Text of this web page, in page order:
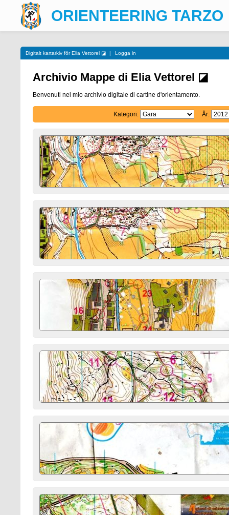
ORIENTEERING TARZO
Digitalt kartarkiv för Elia Vettorel ◪ | Logga in
Archivio Mappe di Elia Vettorel ◪
Benvenuti nel mio archivio digitale di cartine d'orientamento.
Kategori: År: